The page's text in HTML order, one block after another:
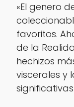
«El genero
favoritos.
de la
hechizos
viscerales y